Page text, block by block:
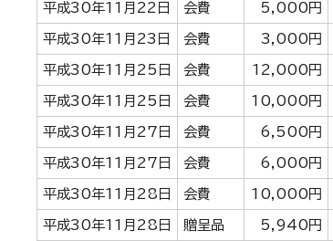
平成30年11月22日 会費 5,000円
平成30年11月23日 会費 3,000円
平成30年11月25日 会費 12,000円
平成30年11月25日 会費 10,000円
平成30年11月27日 会費 6,500円
平成30年11月27日 会費 6,000円
平成30年11月28日 会費 10,000円
平成30年11月28日 贈呈品 5,940円